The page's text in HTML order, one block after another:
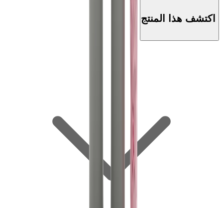
اكتشف هذا المنتج